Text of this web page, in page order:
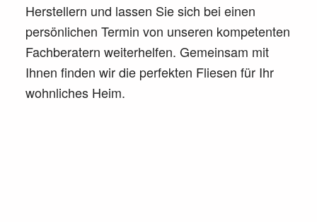
Herstellern und lassen Sie sich bei einen
persönlichen Termin von unseren kompetenten
Fachberatern weiterhelfen. Gemeinsam mit
Ihnen finden wir die perfekten Fliesen für Ihr
wohnliches Heim.